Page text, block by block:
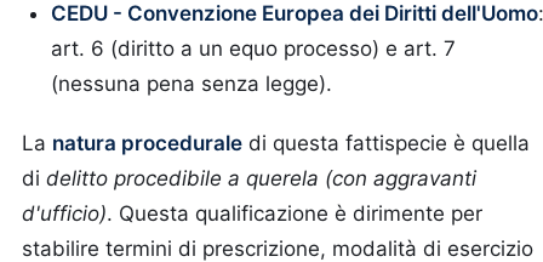
CEDU - Convenzione Europea dei Diritti dell'Uomo:
art. 6 (diritto a un equo processo) e art. 7
(nessuna pena senza legge).
La natura procedurale di questa fattispecie è quella
di delitto procedibile a querela (con aggravanti
d'ufficio). Questa qualificazione è dirimente per
stabilire termini di prescrizione, modalità di esercizio